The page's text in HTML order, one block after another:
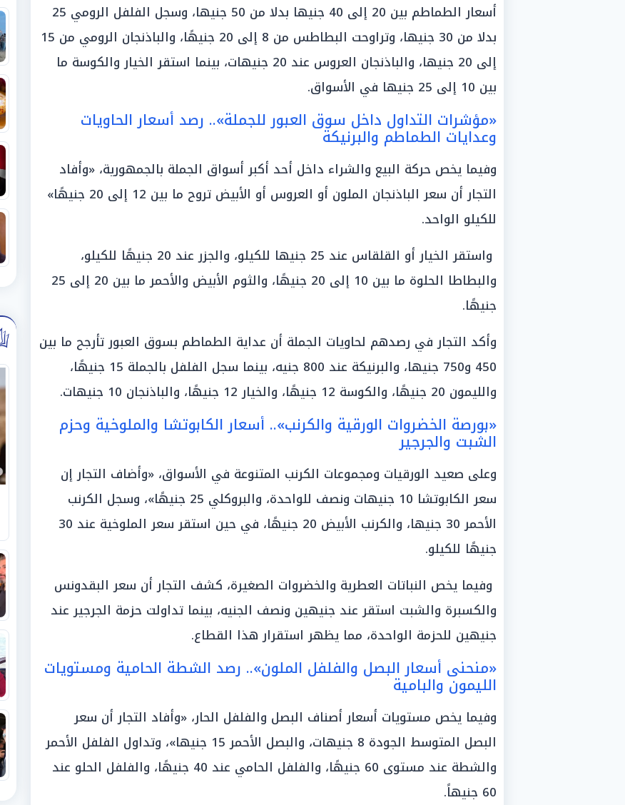
أسعار الطماطم بين 20 إلى 40 جنيها بدلا من 50 جنيها، وسجل الفلفل الرومي 25
بدلا من 30 جنيها، وتراوحت البطاطس من 8 إلى 20 جنيهًا، والباذنجان الرومي من 15
إلى 20 جنيها، والباذنجان العروس عند 20 جنيهات، بينما استقر الخيار والكوسة ما
بين 10 إلى 25 جنيها في الأسواق.
«مؤشرات التداول داخل سوق العبور للجملة».. رصد أسعار الحاويات
وعدايات الطماطم والبرنيكة
وفيما يخص حركة البيع والشراء داخل أحد أكبر أسواق الجملة بالجمهورية، «وأفاد
التجار أن سعر الباذنجان الملون أو العروس أو الأبيض تروح ما بين 12 إلى 20 جنيهًا»
للكيلو الواحد.
واستقر الخيار أو القلقاس عند 25 جنيها للكيلو، والجزر عند 20 جنيهًا للكيلو،
والبطاطا الحلوة ما بين 10 إلى 20 جنيهًا، والثوم الأبيض والأحمر ما بين 20 إلى 25
جنيهًا.
وأكد التجار في رصدهم لحاويات الجملة أن عداية الطماطم بسوق العبور تأرجح ما بين
450 و750 جنيها، والبرنيكة عند 800 جنيه، بينما سجل الفلفل بالجملة 15 جنيهًا،
والليمون 20 جنيهًا، والكوسة 12 جنيهًا، والخيار 12 جنيهًا، والباذنجان 10 جنيهات.
«بورصة الخضروات الورقية والكرنب».. أسعار الكابوتشا والملوخية وحزم
الشبت والجرجير
وعلى صعيد الورقيات ومجموعات الكرنب المتنوعة في الأسواق، «وأضاف التجار إن
سعر الكابوتشا 10 جنيهات ونصف للواحدة، والبروكلي 25 جنيهًا»، وسجل الكرنب
الأحمر 30 جنيها، والكرنب الأبيض 20 جنيهًا، في حين استقر سعر الملوخية عند 30
جنيهًا للكيلو.
وفيما يخص النباتات العطرية والخضروات الصغيرة، كشف التجار أن سعر البقدونس
والكسبرة والشبت استقر عند جنيهين ونصف الجنيه، بينما تداولت حزمة الجرجير عند
جنيهين للحزمة الواحدة، مما يظهر استقرار هذا القطاع.
«منحنى أسعار البصل والفلفل الملون».. رصد الشطة الحامية ومستويات
الليمون والبامية
وفيما يخص مستويات أسعار أصناف البصل والفلفل الحار، «وأفاد التجار أن سعر
البصل المتوسط الجودة 8 جنيهات، والبصل الأحمر 15 جنيها»، وتداول الفلفل الأحمر
والشطة عند مستوى 60 جنيهًا، والفلفل الحامي عند 40 جنيهًا، والفلفل الحلو عند
60 جنيهاً.